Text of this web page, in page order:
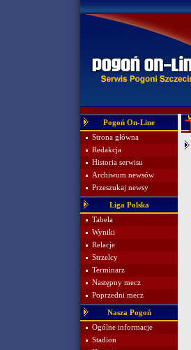
Pogoń On-Line
Strona główna
Redakcja
Historia serwisu
Archiwum newsów
Przeszukaj newsy
Liga Polska
Tabela
Wyniki
Relacje
Strzelcy
Terminarz
Następny mecz
Poprzedni mecz
Nasza Pogoń
Ogólne informacje
Stadion